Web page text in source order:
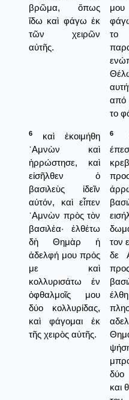
βρῶμα, ὅπως
ἴδω καὶ φάγω ἐκ
τῶν χειρῶν
αὐτῆς.
το
από
το
6
καὶ ἐκοιμήθη
᾿Αμνὼν καὶ
ἠρρώστησε, καὶ
εἰσῆλθεν ὁ
βασιλεὺς ἰδεῖν
αὐτόν, καὶ εἶπεν
᾿Αμνὼν πρὸς τὸν
βασιλέα· ἐλθέτω
δὴ Θημὰρ ἡ
ἀδελφή μου πρός
με καὶ
κολλυρισάτω ἐν
ὀφθαλμοῖς μου
δύο κολλυρίδας,
καὶ φάγομαι ἐκ
τῆς χειρὸς αὐτῆς.
6
τον
δε
δύο
και